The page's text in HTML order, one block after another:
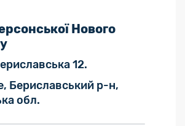
Нового
12.
Бериславський р-н,
обл.